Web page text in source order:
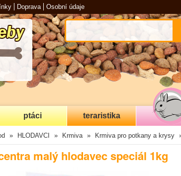
Doprava Osobní údaje
ptáci teraristika
HLODAVCI Krmiva Krmiva pro potkany a krysy
malý hlodavec speciál 1kg